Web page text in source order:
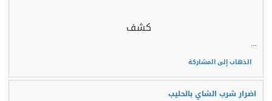
كشف
...
الذهاب إلى المشاركة
اضرار شرب الشاي بالحليب